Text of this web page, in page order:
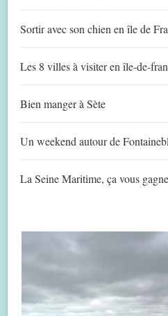
Sortir avec son chien en île de
Les 8 villes à visiter en île-de-
Bien manger à Sète
Un weekend autour de
La Seine Maritime, ça vous